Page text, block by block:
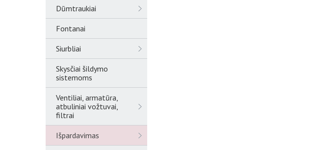
Dūmtraukiai
Fontanai
Siurbliai
Skysčiai šildymo
sistemoms
Ventiliai, armatūra,
atbuliniai vožtuvai,
filtrai
Išpardavimas